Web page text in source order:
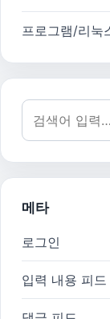
프로그램/리눅
검색어:
메타
로그인
입력 내용 피드